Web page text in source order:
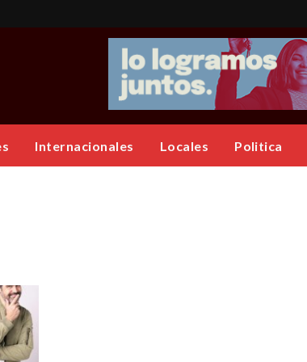
Internacionales Locales Politica